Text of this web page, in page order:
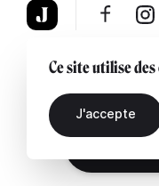
À propos Mentions
Ce site utilise
J'accepte